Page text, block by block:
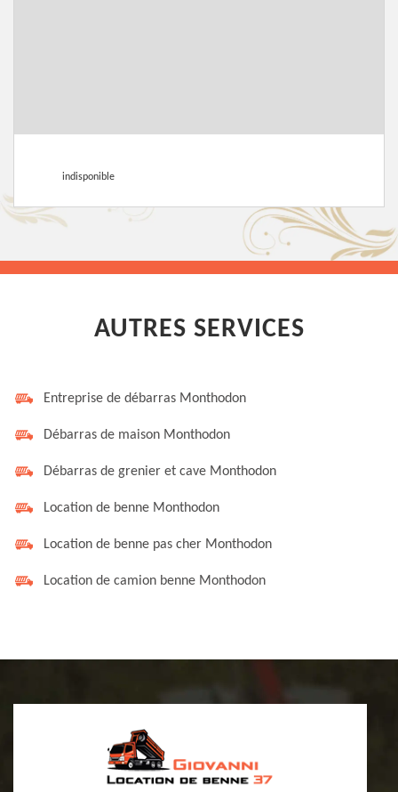
indisponible
AUTRES SERVICES
Entreprise de débarras Monthodon
Débarras de maison Monthodon
Débarras de grenier et cave Monthodon
Location de benne Monthodon
Location de benne pas cher Monthodon
Location de camion benne Monthodon